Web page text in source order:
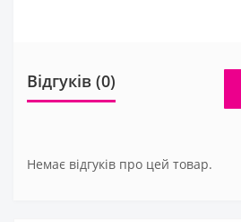
Відгуків (0)
Немає відгуків про цей товар.